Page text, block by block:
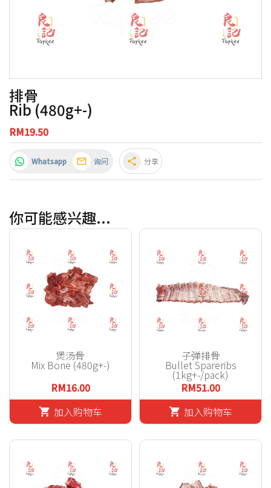
排骨
Rib (480g+-)
RM19.50
Whatsapp 询问 share 分享
你可能感兴趣...
煲汤骨
Mix Bone (480g+-)
RM16.00
shopping_cart 加入购物车
子弹排骨
Bullet Spareribs
(1kg+-/pack)
RM51.00
shopping_cart 加入购物车